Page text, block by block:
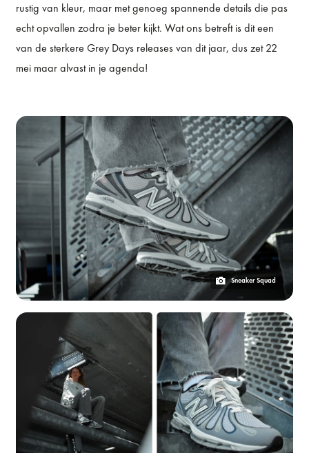
rustig van kleur, maar met genoeg spannende details die pas
echt opvallen zodra je beter kijkt. Wat ons betreft is dit een
van de sterkere Grey Days releases van dit jaar, dus zet 22
mei maar alvast in je agenda!
Sneaker Squad